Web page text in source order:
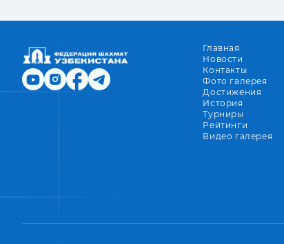
Главная
Новости
Контакты
Фото галерея
Достижения
История
Турниры
Рейтинги
Видео галерея